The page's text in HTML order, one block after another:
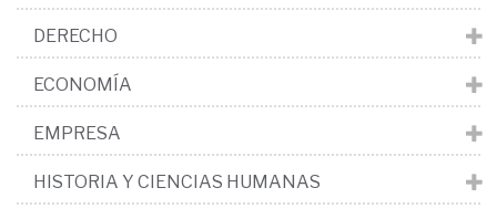
DERECHO
ECONOMÍA
EMPRESA
HISTORIA Y CIENCIAS HUMANAS